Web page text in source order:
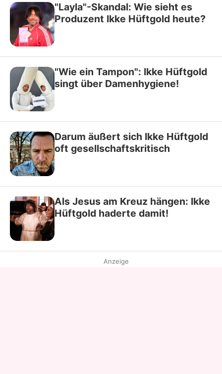
"Layla"-Skandal: Wie sieht es
Produzent Ikke Hüftgold heute?
"Wie ein Tampon": Ikke Hüftgold
singt über Damenhygiene!
Darum äußert sich Ikke Hüftgold
oft gesellschaftskritisch
Als Jesus am Kreuz hängen: Ikke
Hüftgold haderte damit!
Anzeige